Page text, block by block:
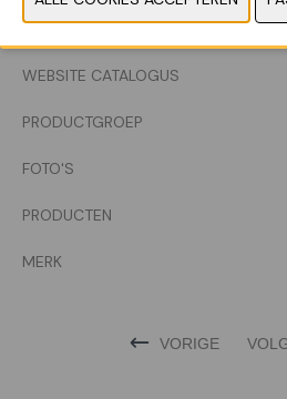
WEBSITE CATALOGUS
PRODUCTGROEP
FOTO'S
PRODUCTEN
MERK
VORIGE